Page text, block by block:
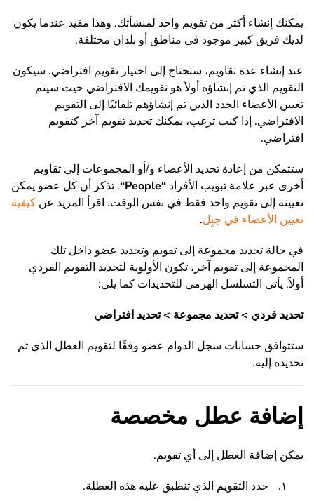
يمكنك إنشاء أكثر من تقويم واحد لمنشأتك. وهذا مفيد عندما يكون
لديك فريق كبير موجود في مناطق أو بلدان مختلفة.
عند إنشاء عدة تقاويم، ستحتاج إلى اختيار تقويم افتراضي. سيكون
التقويم الذي تم إنشاؤه أولاً هو تقويمك الافتراضي حيث سيتم
تعيين الأعضاء الجدد الذين تم إنشاؤهم تلقائيًا إلى التقويم
الافتراضي. إذا كنت ترغب، يمكنك تحديد تقويم آخر كتقويم
افتراضي.
ستتمكن من إعادة تحديد الأعضاء و/أو المجموعات إلى تقاويم
أخرى عبر علامة تبويب الأفراد “
People
“. تذكر أن كل عضو يمكن
تعيينه إلى تقويم واحد فقط في نفس الوقت. اقرأ المزيد عن كيفية
تعيين الأعضاء في جبِل.
في حالة تحديد مجموعة إلى تقويم وتحديد عضو داخل تلك
المجموعة إلى تقويم آخر، تكون الأولوية لتحديد التقويم الفردي
أولاً. يأتي التسلسل الهرمي للتحديدات كما يلي:
تحديد فردي > تحديد مجموعة > تحديد افتراضي
ستتوافق حسابات سجل الدوام عضو وفقًا لتقويم العطل الذي تم
تحديده إليه.
إضافة عطل مخصصة
يمكن إضافة العطل إلى أي تقويم.
حدد التقويم الذي تنطبق عليه هذه العطلة.